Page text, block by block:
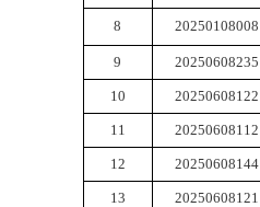
8 20250108008
9 20250608235
10
20250608122
11
20250608112
12
20250608144
13
20250608121